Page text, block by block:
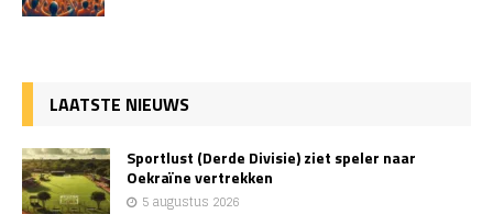
LAATSTE NIEUWS
Sportlust (Derde Divisie) ziet speler naar
Oekraïne vertrekken
5 augustus 2026